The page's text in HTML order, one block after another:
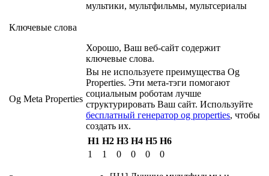
Ключевые слова
мультики, мультфильмы, мультсериалы
Хорошо, Ваш веб-сайт содержит
ключевые слова.
Og Meta Properties
Вы не используете преимущества Og
Properties. Эти мета-тэги помогают
социальным роботам лучше
структурировать Ваш сайт. Используйте
бесплатный генератор og properties, чтобы
создать их.
H1 H2 H3 H4 H5 H6
1
1 0 0 0 0